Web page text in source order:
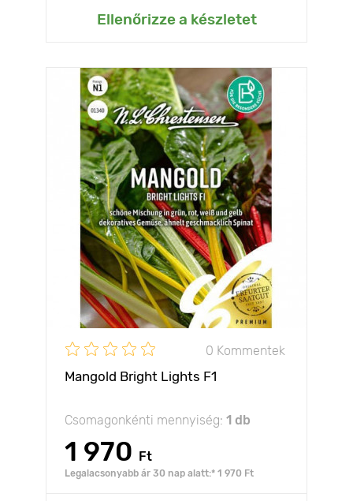
Ellenőrizze a készletet
0 Kommentek
Mangold Bright Lights F1
Csomagonkénti mennyiség: 1 db
1 970 Ft
Legalacsonyabb ár 30 nap alatt:* 1 970 Ft